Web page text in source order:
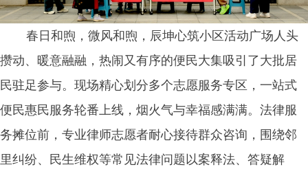
春日和煦，微风和煦，辰坤心筑小区活动广场人头
攒动、暖意融融，热闹又有序的便民大集吸引了大批居
民驻足参与。现场精心划分多个志愿服务专区，一站式
便民惠民服务轮番上线，烟火气与幸福感满满。法律服
务摊位前，专业律师志愿者耐心接待群众咨询，围绕邻
里纠纷、民生维权等常见法律问题以案释法、答疑解